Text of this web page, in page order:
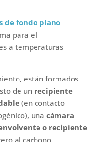
de fondo plano
para el
a temperaturas
están formados
de un recipiente
(en contacto
una cámara
o recipiente
al carbono.